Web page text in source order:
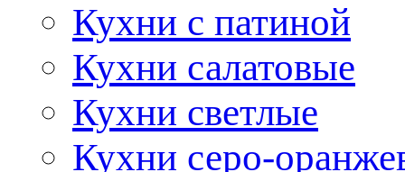
Кухни с патиной
Кухни салатовые
Кухни светлые
Кухни серо-